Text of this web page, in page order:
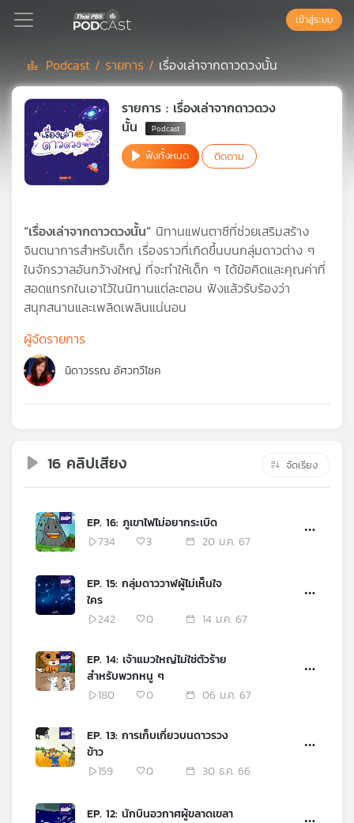
Podcast
เพล
เพล
ของ
คุณ
กิจกรรม
เครือ
เข้าสู่ระบบ
Podcast /รายการ / เรื่องเล่าจากดาวดวงนั้น
รายการ : เรื่องเล่าจากดาวดวง
นั้น
ฟังทั้งหมด ติดตาม
“เรื่องเล่าจากดาวดวงนั้น” นิทานแฟนตาซีที่ช่วยเสริมสร้าง
จินตนาการสำหรับเด็ก เรื่องราวที่เกิดขึ้นบนกลุ่มดาวต่าง ๆ
ในจักรวาลอันกว้างใหญ่ ที่จะทำให้เด็ก ๆ ได้ข้อคิดและคุณค่าที่
สอดแทรกในเอาไว้ในนิทานแต่ละตอน ฟังแล้วรับร้องว่า
สนุกสนานและเพลิดเพลินแน่นอน
ผู้จัดรายการ
นิดาวรรณ อัศวทวีโชค
16 คลิปเสียง จัดเรียง
EP. 16: ภูเขาไฟไม่อยากระเบิด
734
3 20 ม.ค. 67
EP. 15: กลุ่มดาววาฬผู้ไม่เห็นใจ
ใคร
242
0 14 ม.ค. 67
EP. 14: เจ้าแมวใหญ่ไม่ใช่ตัวร้าย
สำหรับพวกหนู ๆ
180
0 06 ม.ค. 67
EP. 13: การเก็บเกี่ยวบนดาวรวง
ข้าว
159
0 30 ธ.ค. 66
EP. 12: นักบินอวกาศผู้ขลาดเขลา